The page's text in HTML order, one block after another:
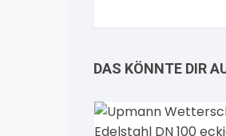
DAS KÖNNTE DIR